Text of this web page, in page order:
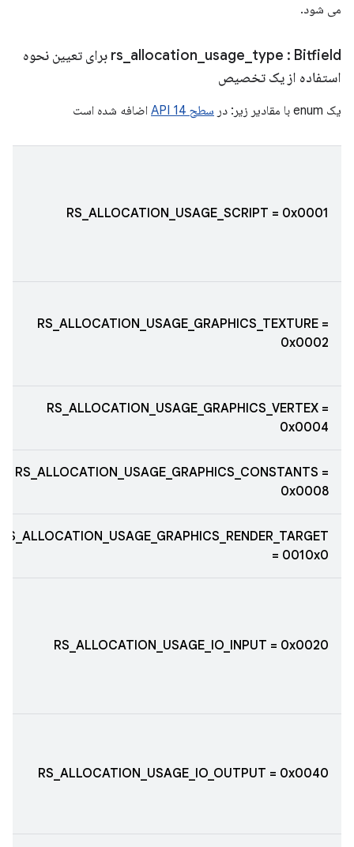
می شود.
rs allocation usage type
: Bitfield برای تعیین نحوه
استفاده از یک تخصیص
یک enum با مقادیر زیر: در سطح API 14 اضافه شده است
RS_ALLOCATION_USAGE_SCRIPT = 0x0001
RS_ALLOCATION_USAGE_GRAPHICS_TEXTURE =
0x0002
RS_ALLOCATION_USAGE_GRAPHICS_VERTEX =
0x0004
RS_ALLOCATION_USAGE_GRAPHICS_CONSTANTS =
0x0008
RS_ALLOCATION_USAGE_GRAPHICS_RENDER_TARGET
= 0010x0
RS_ALLOCATION_USAGE_IO_INPUT = 0x0020
RS_ALLOCATION_USAGE_IO_OUTPUT = 0x0040